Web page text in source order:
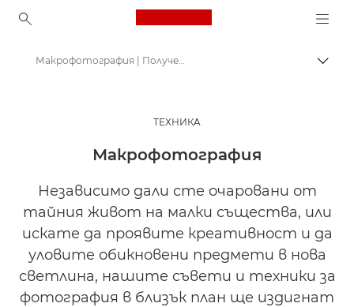
Canon Logo, back to
Вдъхновете се | Съвети за фотография и печат и ръководства за купувача
Съвети и техники за фотография и печат
Макрофотография | Получете вдъхновение
ТЕХНИКA
Макрофотография
Независимо дали сте очаровани от
тайния живот на малки същества, или
искате да проявите креативност и да
уловите обикновени предмети в нова
светлина, нашите съвети и техники за
фотография в близък план ще издигнат